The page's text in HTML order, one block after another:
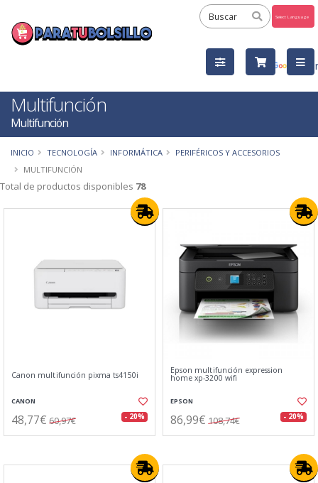
by
Multifunción
Multifunción
INICIO TECNOLOGÍA INFORMÁTICA
PERIFÉRICOS Y ACCESORIOS
MULTIFUNCIÓN
Total de productos disponibles 78
Canon multifunción pixma ts4150i
CANON
48,77€ 60,97€ - 20%
Epson multifunción expression
home xp-3200 wifi
EPSON
86,99€ 108,74€ - 20%